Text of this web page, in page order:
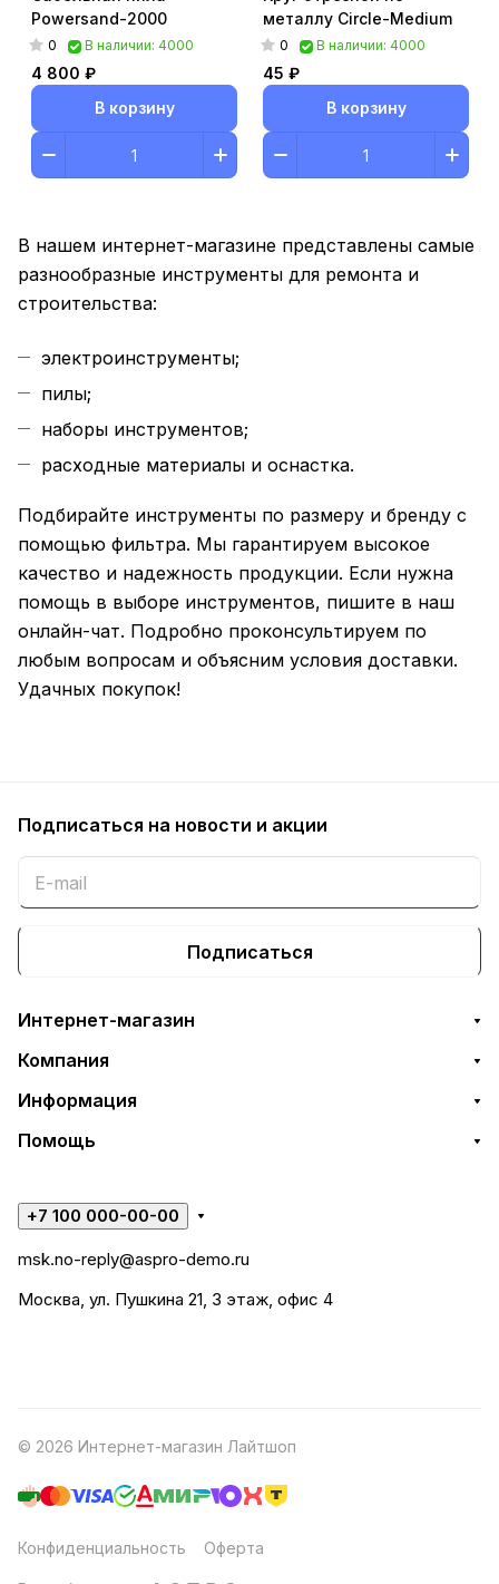
Powersand-2000
0 В наличии: 4000
4 800 ₽
В корзину
металлу Circle-Medium
0 В наличии: 4000
45 ₽
В корзину
В нашем интернет-магазине представлены самые
разнообразные инструменты для ремонта и
строительства:
электроинструменты;
пилы;
наборы инструментов;
расходные материалы и оснастка.
Подбирайте инструменты по размеру и бренду с
помощью фильтра. Мы гарантируем высокое
качество и надежность продукции. Если нужна
помощь в выборе инструментов, пишите в наш
онлайн-чат. Подробно проконсультируем по
любым вопросам и объясним условия доставки.
Удачных покупок!
Подписаться на новости и акции
Подписаться
Интернет-магазин
Компания
Информация
Помощь
+7 100 000-00-00
msk.no-reply@aspro-demo.ru
Москва, ул. Пушкина 21, 3 этаж, офис 4
© 2026 Интернет-магазин Лайтшоп
Конфиденциальность Оферта